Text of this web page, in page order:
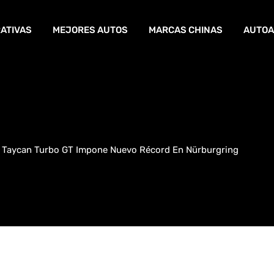
MEJORES AUTOS MARCAS CHINAS
Turbo GT Impone Nuevo Récord En Nürburgring